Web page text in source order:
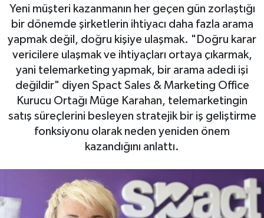
Yeni müşteri kazanmanın her geçen gün zorlaştığı
bir dönemde şirketlerin ihtiyacı daha fazla arama
yapmak değil, doğru kişiye ulaşmak. "Doğru karar
vericilere ulaşmak ve ihtiyaçları ortaya çıkarmak,
yani telemarketing yapmak, bir arama adedi işi
değildir" diyen Spact Sales & Marketing Office
Kurucu Ortağı Müge Karahan, telemarketingin
satış süreçlerini besleyen stratejik bir iş geliştirme
fonksiyonu olarak neden yeniden önem
kazandığını anlattı.
Otovitrin
Asayiş
Magazin
Gayrimenkul
Haber Arşivi